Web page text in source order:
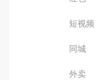
短视频
同城
外卖